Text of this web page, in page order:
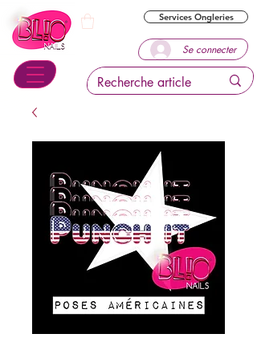
Se connecter
Services Ongleries